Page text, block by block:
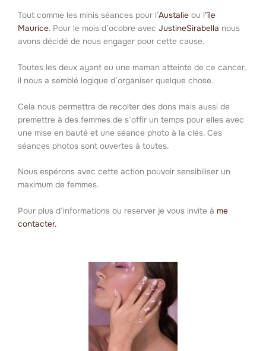
Tout comme les minis séances pour l’Austalie ou l‘île
Maurice. Pour le mois d’ocobre avec JustineSirabella nous
avons décidé de nous engager pour cette cause.
Toutes les deux ayant eu une maman atteinte de ce cancer,
il nous a semblé logique d’organiser quelque chose.
Cela nous permettra de recolter des dons mais aussi de
premettre à des femmes de s’offir un temps pour elles avec
une mise en bauté et une séance photo à la clés. Ces
séances photos sont ouvertes à toutes.
Nous espérons avec cette action pouvoir sensibiliser un
maximum de femmes.
Pour plus d’informations ou reserver je vous invite à me
contacter.